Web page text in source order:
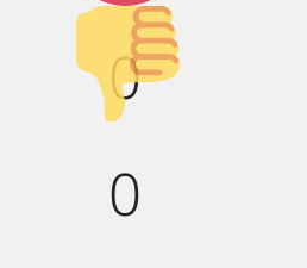
0
Палец
вниз!
0